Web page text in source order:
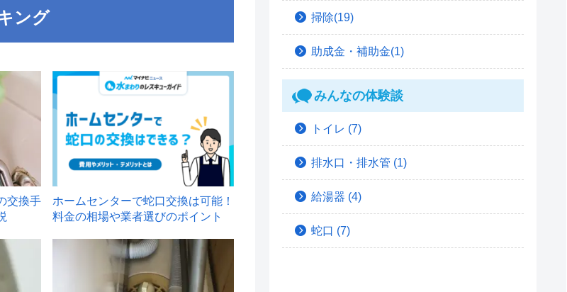
ング
交換手
ホームセンターで蛇口交換は可能！
料金の相場や業者選びのポイント
掃除(19)
助成金・補助金(1)
みんなの体験談
トイレ (7)
排水口・排水管 (1)
給湯器 (4)
蛇口 (7)